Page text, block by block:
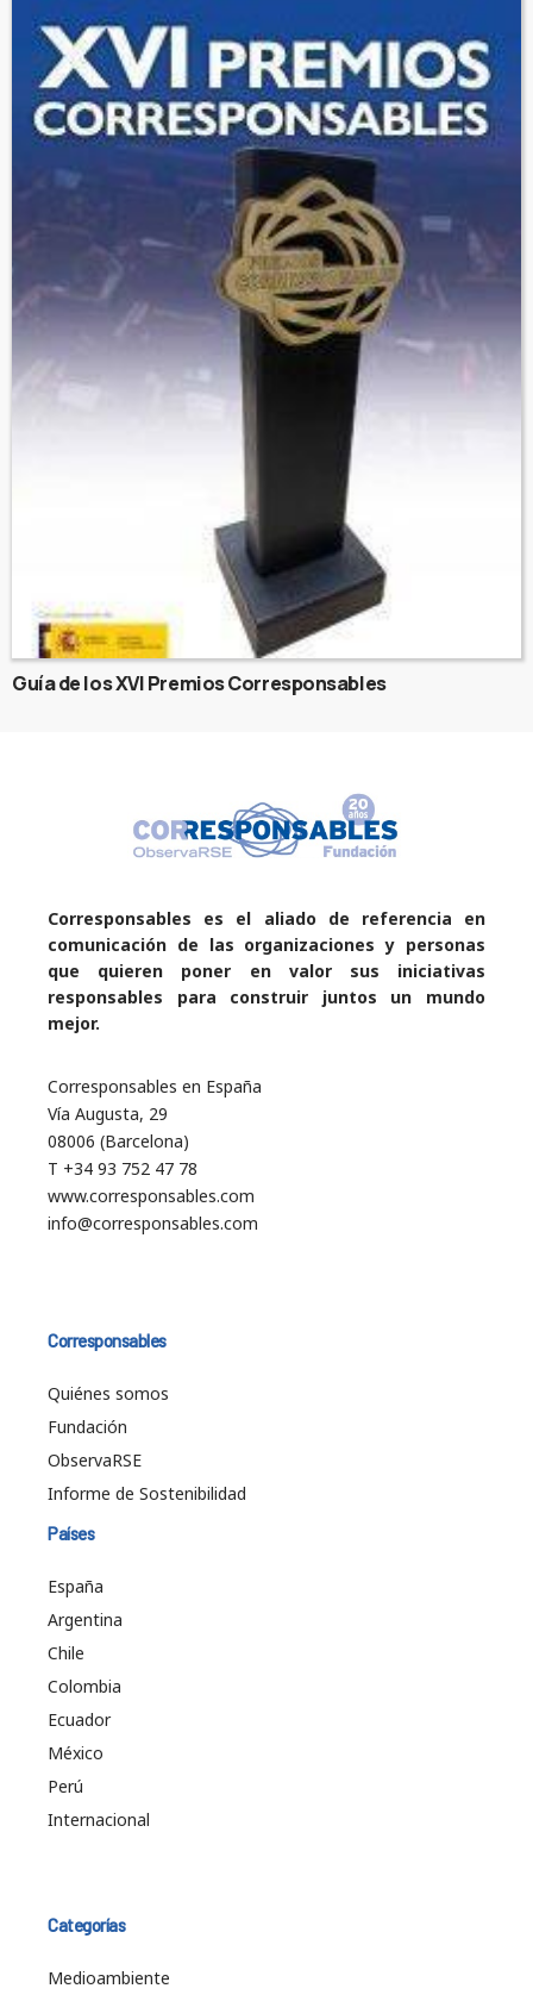
Guía de los XVI Premios Corresponsables
Corresponsables es el aliado de referencia en
comunicación de las organizaciones y personas
que quieren poner en valor sus iniciativas
responsables para construir juntos un mundo
mejor.
Corresponsables en España
Vía Augusta, 29
08006 (Barcelona)
T +34 93 752 47 78
www.corresponsables.com
info@corresponsables.com
Corresponsables
Quiénes somos
Fundación
ObservaRSE
Informe de Sostenibilidad
Países
España
Argentina
Chile
Colombia
Ecuador
México
Perú
Internacional
Categorías
Medioambiente